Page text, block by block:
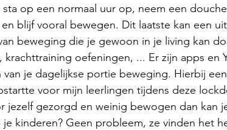
op een normaal uur op, neem een
blijf vooral bewegen. Dit laatste kan een
beweging die je gewoon in je living kan
oefeningen, ... Er zijn apps en
van je dagelijkse portie beweging. Hierbij een
voor mijn leerlingen tijdens deze
jezelf gezorgd en weinig bewogen dan kan
kinderen? Geen probleem, ze vinden het